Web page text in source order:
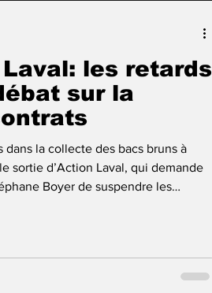
annonces Arts
les retards
sur la
dans la collecte des bacs bruns à
sortie d’Action Laval, qui demande
Boyer de suspendre les
jours de nombreuses plaintes de
la